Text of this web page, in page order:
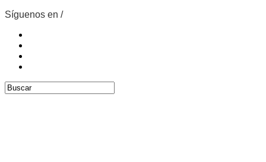
Síguenos en /